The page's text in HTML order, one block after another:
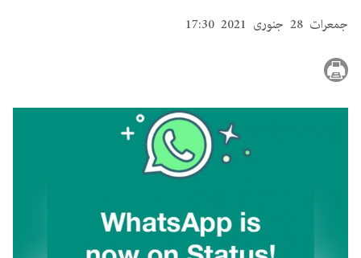
جمعرات 28 جنوری 2021 17:30